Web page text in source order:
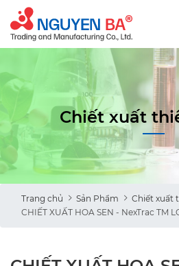
Chiết xuất
Trang chủ Sản Phẩm
Chiết xuất
CHIẾT XUẤT HOA SEN - NexTrac TM